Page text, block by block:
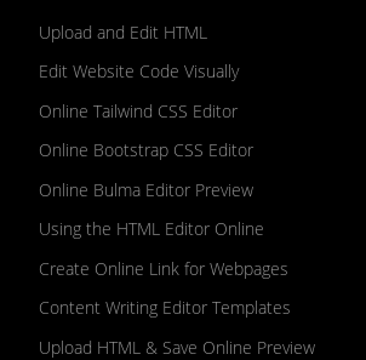
Upload and Edit HTML
Edit Website Code Visually
Online Tailwind CSS Editor
Online Bootstrap CSS Editor
Online Bulma Editor Preview
Using the HTML Editor Online
Create Online Link for Webpages
Content Writing Editor Templates
Upload HTML & Save Online Preview